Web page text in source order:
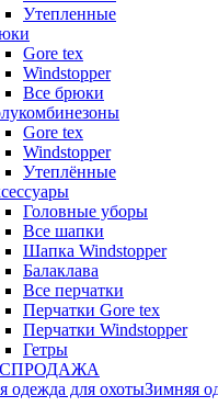
Утепленные
Gore tex
Windstopper
Все брюки
Gore tex
Windstopper
Утеплённые
Головные уборы
Все шапки
Шапка Windstopper
Балаклава
Все перчатки
Перчатки Gore tex
Перчатки Windstopper
Гетры
Зимняя